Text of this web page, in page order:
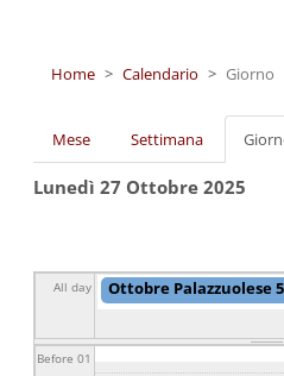
Home
Calendario Giorno
Schede primarie
Mese Settimana
Lunedì 27 Ottobre 2025
All day
Ottobre Palazzuolese
Graduatorie da27/09/
Before 01